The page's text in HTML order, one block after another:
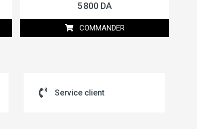
5 800 DA
COMMANDER
Service client